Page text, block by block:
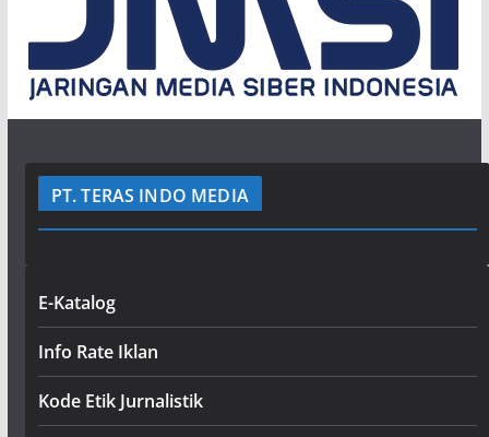
PT. TERAS INDO MEDIA
E-Katalog
Info Rate Iklan
Kode Etik Jurnalistik